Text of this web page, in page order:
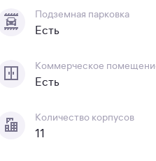
Подземная парковка
Есть
Коммерческое
Есть
Количество корпусов
11